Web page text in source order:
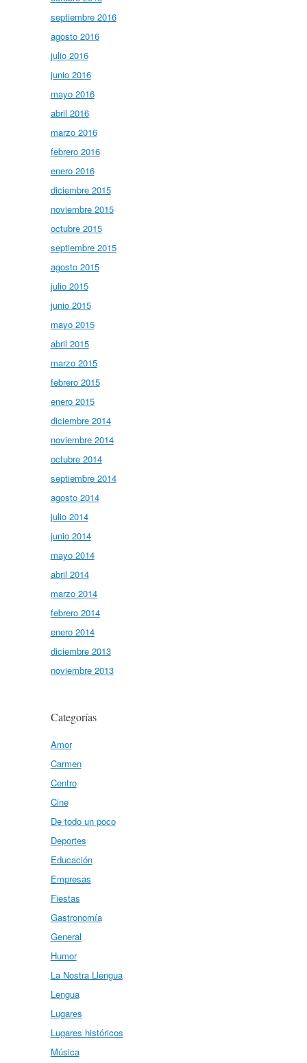
septiembre 2016
agosto 2016
julio 2016
junio 2016
mayo 2016
abril 2016
marzo 2016
febrero 2016
enero 2016
diciembre 2015
noviembre 2015
octubre 2015
septiembre 2015
agosto 2015
julio 2015
junio 2015
mayo 2015
abril 2015
marzo 2015
febrero 2015
enero 2015
diciembre 2014
noviembre 2014
octubre 2014
septiembre 2014
agosto 2014
julio 2014
junio 2014
mayo 2014
abril 2014
marzo 2014
febrero 2014
enero 2014
diciembre 2013
noviembre 2013
Categorías
Amor
Carmen
Centro
Cine
De todo un poco
Deportes
Educación
Empresas
Fiestas
Gastronomía
General
Humor
La Nostra Llengua
Lengua
Lugares
Lugares históricos
Música